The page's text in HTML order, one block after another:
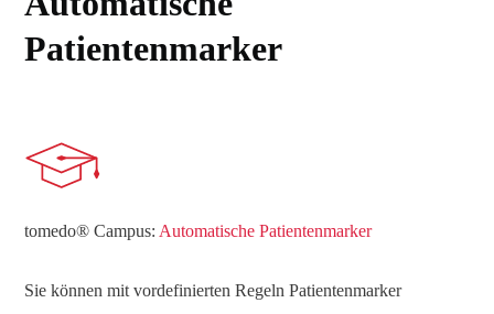
Patientenmarker
tomedo® Campus: Automatische Patientenmarker
Sie können mit vordefinierten Regeln Patientenmarker